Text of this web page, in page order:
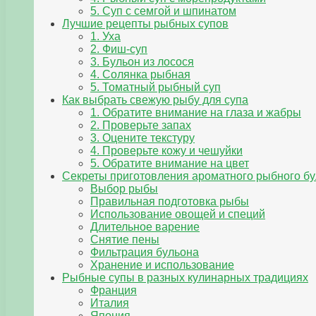
5. Суп с семгой и шпинатом
Лучшие рецепты рыбных супов
1. Уха
2. Фиш-суп
3. Бульон из лосося
4. Солянка рыбная
5. Томатный рыбный суп
Как выбрать свежую рыбу для супа
1. Обратите внимание на глаза и жабры
2. Проверьте запах
3. Оцените текстуру
4. Проверьте кожу и чешуйки
5. Обратите внимание на цвет
Секреты приготовления ароматного рыбного
Выбор рыбы
Правильная подготовка рыбы
Использование овощей и специй
Длительное варение
Снятие пены
Фильтрация бульона
Хранение и использование
Рыбные супы в разных кулинарных традициях
Франция
Италия